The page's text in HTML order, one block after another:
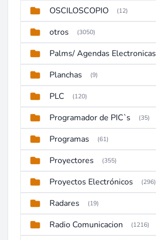
OSCILOSCOPIO (12)
otros (3050)
Palms/ Agendas Electronicas
Planchas (9)
PLC (120)
Programador de PIC`s (35)
Programas (61)
Proyectores (355)
Proyectos Electrónicos (296)
Radares (19)
Radio Comunicacion (1216)